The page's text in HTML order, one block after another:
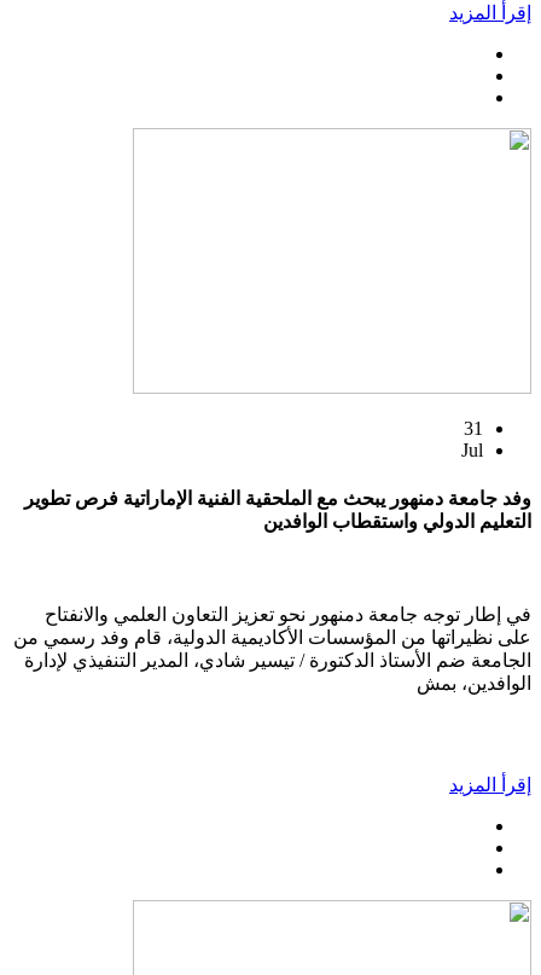
إقرأ المزيد
31
Jul
وفد جامعة دمنهور يبحث مع الملحقية الفنية الإماراتية فرص تطوير
التعليم الدولي واستقطاب الوافدين
في إطار توجه جامعة دمنهور نحو تعزيز التعاون العلمي والانفتاح
على نظيراتها من المؤسسات الأكاديمية الدولية، قام وفد رسمي من
الجامعة ضم الأستاذ الدكتورة / تيسير شادي، المدير التنفيذي لإدارة
الوافدين، بمش
إقرأ المزيد